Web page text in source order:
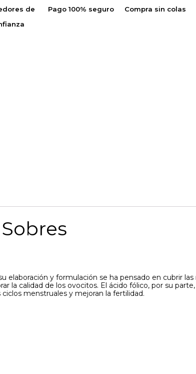
de
Pago 100% seguro Compra sin colas
y formulación se ha pensado en cubrir las
la calidad de los ovocitos. El ácido fólico, por su
menstruales y mejoran la fertilidad.